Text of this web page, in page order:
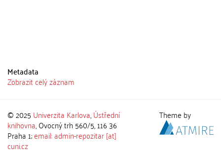
Metadata
Zobrazit celý záznam
© 2025 Univerzita Karlova,Ústřední
knihovna, Ovocný trh 560/5, 116 36
Praha 1;email: admin-repozitar [at]
cuni.cz
Theme by